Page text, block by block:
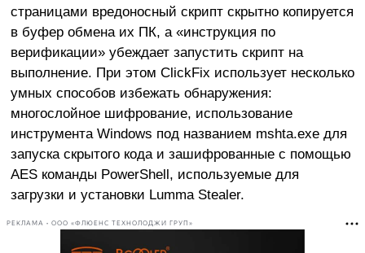
страницами вредоносный скрипт скрытно копируется
в буфер обмена их ПК, а «инструкция по
верификации» убеждает запустить скрипт на
выполнение. При этом ClickFix использует несколько
умных способов избежать обнаружения:
многослойное шифрование, использование
инструмента Windows под названием mshta.exe для
запуска скрытого кода и зашифрованные с помощью
AES команды PowerShell, используемые для
загрузки и установки Lumma Stealer.
РЕКЛАМА • ООО «ФЛЮЕНС ТЕХНОЛОДЖИ ГРУП»